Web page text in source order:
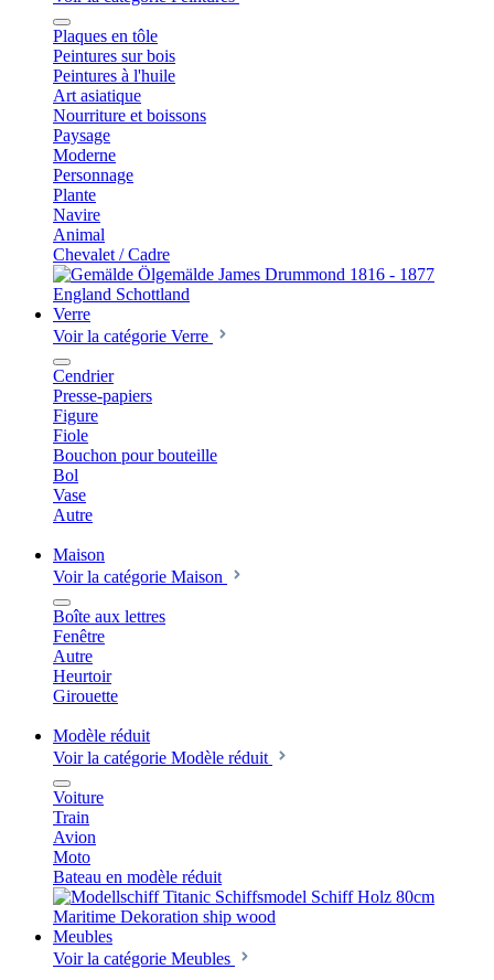
Plaques en tôle
Peintures sur bois
Peintures à l'huile
Art asiatique
Nourriture et boissons
Paysage
Moderne
Personnage
Plante
Navire
Animal
Chevalet / Cadre
Verre
Voir la catégorie Verre
Cendrier
Presse-papiers
Figure
Fiole
Bouchon pour bouteille
Bol
Vase
Autre
Maison
Voir la catégorie Maison
Boîte aux lettres
Fenêtre
Autre
Heurtoir
Girouette
Modèle réduit
Voir la catégorie Modèle réduit
Voiture
Train
Avion
Moto
Bateau en modèle réduit
Meubles
Voir la catégorie Meubles